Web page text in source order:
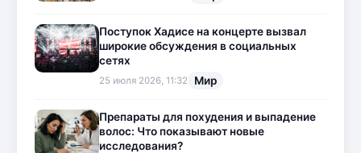
Поступок Хадисе на концерте вызвал
широкие обсуждения в социальных
сетях
25 июля 2026, 11:32 Мир
Препараты для похудения и выпадение
волос: Что показывают новые
исследования?